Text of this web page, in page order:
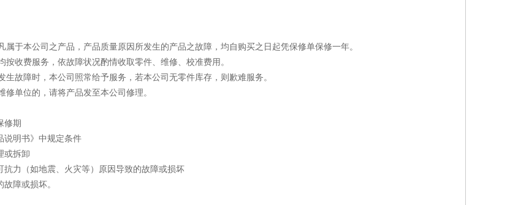
属于本公司之产品，产品质量原因所发生的产品之故障，均自购买之日起凭保修单保修一年。
按收费服务，依故障状况酌情收取零件、维修、校准费用。
生故障时，本公司照常给予服务，若本公司无零件库存，则歉难服务。
修单位的，请将产品发至本公司修理。
修期
说明书》中规定条件
或拆卸
抗力（如地震、火灾等）原因导致的故障或损坏
障或损坏。